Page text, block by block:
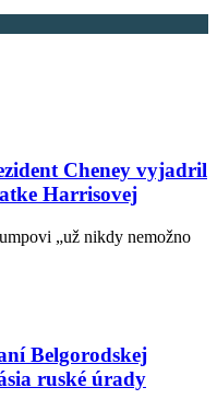
Cheney vyjadril
Harrisovej
„už nikdy nemožno
Belgorodskej
ruské úrady